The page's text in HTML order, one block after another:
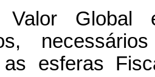
Global
as esferas